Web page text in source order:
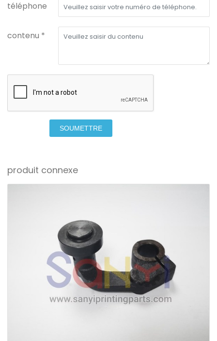
téléphone
contenu *
SOUMETTRE
produit connexe